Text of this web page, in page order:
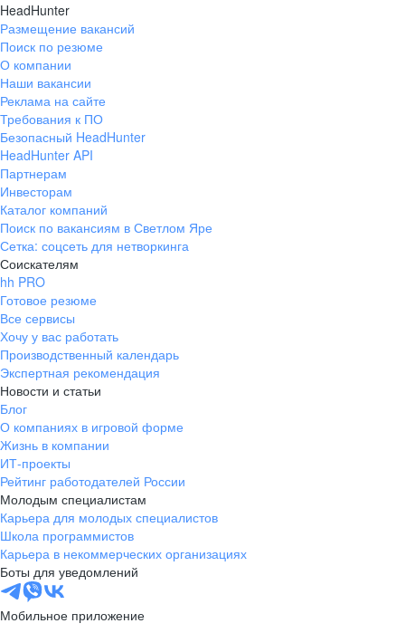
HeadHunter
Размещение вакансий
Поиск по резюме
О компании
Наши вакансии
Реклама на сайте
Требования к ПО
Безопасный HeadHunter
HeadHunter API
Партнерам
Инвесторам
Каталог компаний
Поиск по вакансиям в Светлом Яре
Сетка: соцсеть для нетворкинга
Соискателям
hh PRO
Готовое резюме
Все сервисы
Хочу у вас работать
Производственный календарь
Экспертная рекомендация
Новости и статьи
Блог
О компаниях в игровой форме
Жизнь в компании
ИТ-проекты
Рейтинг работодателей России
Молодым специалистам
Карьера для молодых специалистов
Школа программистов
Карьера в некоммерческих организациях
Боты для уведомлений
Мобильное приложение